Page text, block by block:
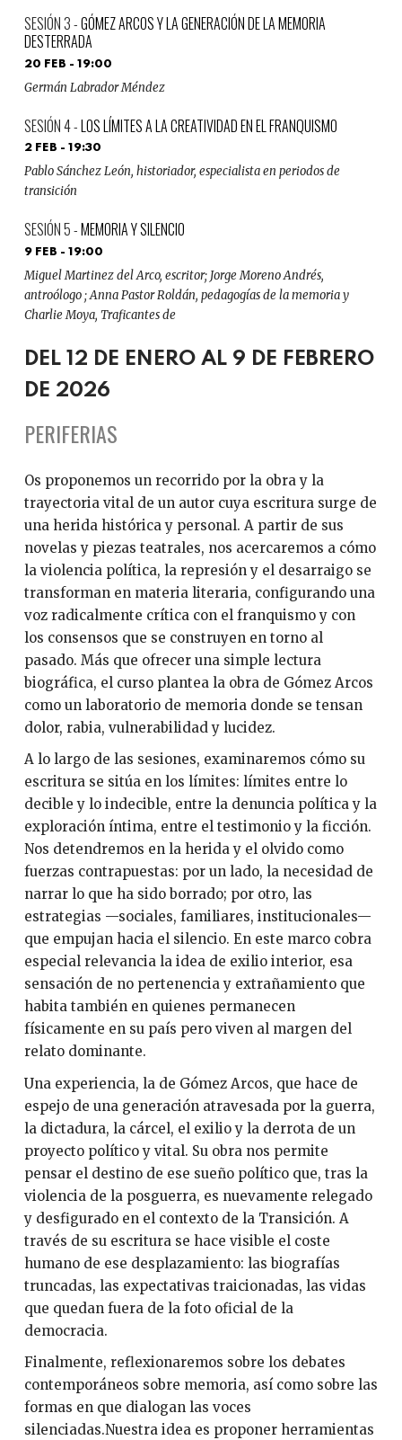
GÓMEZ ARCOS Y LA GENERACIÓN DE LA MEMORIA
DESTERRADA
20 FEB - 19:00
Germán Labrador Méndez
LOS LÍMITES A LA CREATIVIDAD EN EL FRANQUISMO
2 FEB - 19:30
Pablo Sánchez León, historiador, especialista en periodos de
transición
MEMORIA Y SILENCIO
9 FEB - 19:00
Miguel Martinez del Arco, escritor; Jorge Moreno Andrés,
antroólogo ; Anna Pastor Roldán, pedagogías de la memoria y
Charlie Moya, Traficantes de
DEL 12 DE ENERO AL 9 DE FEBRERO
DE 2026
PERIFERIAS
Os proponemos un recorrido por la obra y la
trayectoria vital de un autor cuya escritura surge de
una herida histórica y personal. A partir de sus
novelas y piezas teatrales, nos acercaremos a cómo
la violencia política, la represión y el desarraigo se
transforman en materia literaria, configurando una
voz radicalmente crítica con el franquismo y con
los consensos que se construyen en torno al
pasado. Más que ofrecer una simple lectura
biográfica, el curso plantea la obra de Gómez Arcos
como un laboratorio de memoria donde se tensan
dolor, rabia, vulnerabilidad y lucidez.
A lo largo de las sesiones, examinaremos cómo su
escritura se sitúa en los límites: límites entre lo
decible y lo indecible, entre la denuncia política y la
exploración íntima, entre el testimonio y la ficción.
Nos detendremos en la herida y el olvido como
fuerzas contrapuestas: por un lado, la necesidad de
narrar lo que ha sido borrado; por otro, las
estrategias —sociales, familiares, institucionales—
que empujan hacia el silencio. En este marco cobra
especial relevancia la idea de exilio interior, esa
sensación de no pertenencia y extrañamiento que
habita también en quienes permanecen
físicamente en su país pero viven al margen del
relato dominante.
Una experiencia, la de Gómez Arcos, que hace de
espejo de una generación atravesada por la guerra,
la dictadura, la cárcel, el exilio y la derrota de un
proyecto político y vital. Su obra nos permite
pensar el destino de ese sueño político que, tras la
violencia de la posguerra, es nuevamente relegado
y desfigurado en el contexto de la Transición. A
través de su escritura se hace visible el coste
humano de ese desplazamiento: las biografías
truncadas, las expectativas traicionadas, las vidas
que quedan fuera de la foto oficial de la
democracia.
Finalmente, reflexionaremos sobre los debates
contemporáneos sobre memoria, así como sobre las
formas en que dialogan las voces
silenciadas.Nuestra idea es proponer herramientas